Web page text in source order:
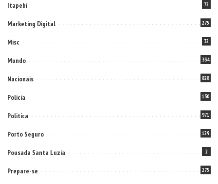
Itapebi 72
Marketing Digital 275
Misc 32
Mundo 334
Nacionais 828
Policia 130
Politica 971
Porto Seguro 129
Pousada Santa Luzia 2
Prepare-se 275